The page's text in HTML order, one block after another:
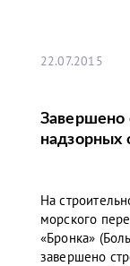
22.07.2015
Завершено
надзорных
На
морского
«Бронка»
завершено